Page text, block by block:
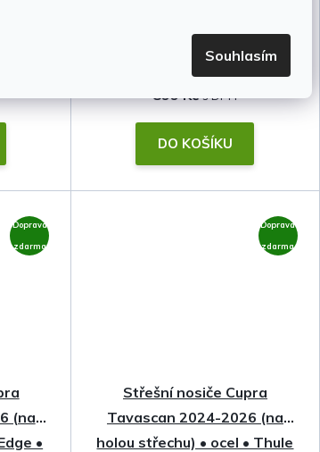
Souhlasím
899 Kč
DO KOŠÍKU
Doprava
zdarma
(na
•
Doprava
zdarma
Střešní nosiče Cupra
Tavascan 2024-2026 (na
holou střechu) • ocel • Thule